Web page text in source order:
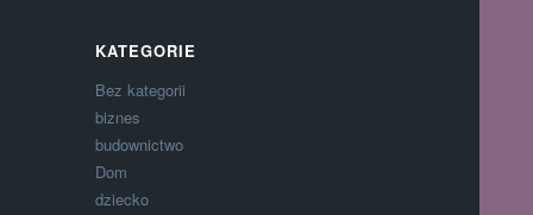
KATEGORIE
Bez kategorii
biznes
budownictwo
Dom
dziecko